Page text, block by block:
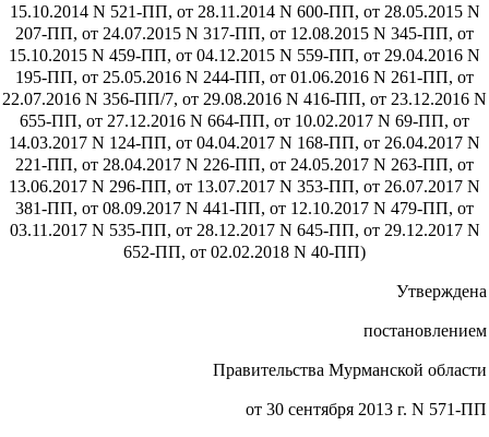
15.10.2014 N 521-ПП, от 28.11.2014 N 600-ПП, от 28.05.2015 N
207-ПП, от 24.07.2015 N 317-ПП, от 12.08.2015 N 345-ПП, от
15.10.2015 N 459-ПП, от 04.12.2015 N 559-ПП, от 29.04.2016 N
195-ПП, от 25.05.2016 N 244-ПП, от 01.06.2016 N 261-ПП, от
22.07.2016 N 356-ПП/7, от 29.08.2016 N 416-ПП, от 23.12.2016 N
655-ПП, от 27.12.2016 N 664-ПП, от 10.02.2017 N 69-ПП, от
14.03.2017 N 124-ПП, от 04.04.2017 N 168-ПП, от 26.04.2017 N
221-ПП, от 28.04.2017 N 226-ПП, от 24.05.2017 N 263-ПП, от
13.06.2017 N 296-ПП, от 13.07.2017 N 353-ПП, от 26.07.2017 N
381-ПП, от 08.09.2017 N 441-ПП, от 12.10.2017 N 479-ПП, от
03.11.2017 N 535-ПП, от 28.12.2017 N 645-ПП, от 29.12.2017 N
652-ПП, от 02.02.2018 N 40-ПП)
Утверждена
постановлением
Правительства Мурманской области
от 30 сентября 2013 г. N 571-ПП